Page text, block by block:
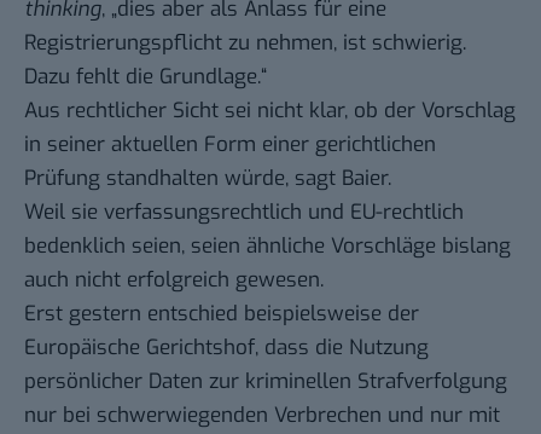
thinking, „dies aber als Anlass für eine
Registrierungspflicht zu nehmen, ist schwierig.
Dazu fehlt die Grundlage.“
Aus rechtlicher Sicht sei nicht klar, ob der Vorschlag
in seiner aktuellen Form einer gerichtlichen
Prüfung standhalten würde, sagt Baier.
Weil sie verfassungsrechtlich und EU-rechtlich
bedenklich seien, seien ähnliche Vorschläge bislang
auch nicht erfolgreich gewesen.
Erst gestern entschied beispielsweise der
Europäische Gerichtshof, dass die Nutzung
persönlicher Daten zur kriminellen Strafverfolgung
nur bei schwerwiegenden Verbrechen und nur mit